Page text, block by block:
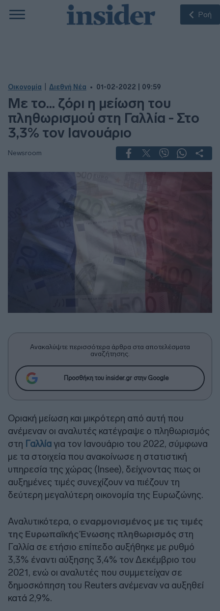
Ροή
Οικονομία Διεθνή Νέα 01-02-2022 | 09:59
Με το... ζόρι η μείωση του
πληθωρισμού στη Γαλλία - Στο
3,3% τον Ιανουάριο
Newsroom
Ανακαλύψτε περισσότερα άρθρα στα αποτελέσματα
αναζήτησης.
Προσθήκη του insider.gr στην Google
Οριακή μείωση και μικρότερη από αυτή που
ανέμεναν οι αναλυτές κατέγραψε ο πληθωρισμός
στη Γαλλία για τον Ιανουάριο του 2022, σύμφωνα
με τα στοιχεία που ανακοίνωσε η στατιστική
υπηρεσία της χώρας (Insee), δείχνοντας πως οι
αυξημένες τιμές συνεχίζουν να πιέζουν τη
δεύτερη μεγαλύτερη οικονομία της Ευρωζώνης.
Αναλυτικότερα, ο εναρμονισμένος με τις τιμές
της Ευρωπαϊκής Ένωσης πληθωρισμός στη
Γαλλία σε ετήσιο επίπεδο αυξήθηκε με ρυθμό
3,3% έναντι αύξησης 3,4% τον Δεκέμβριο του
2021, ενώ οι αναλυτές που συμμετείχαν σε
δημοσκόπηση του Reuters ανέμεναν να αυξηθεί
κατά 2,9%.